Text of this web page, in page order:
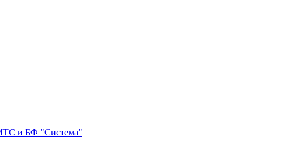
МТС и БФ "Система"